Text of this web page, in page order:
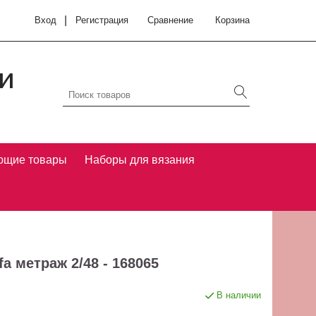
Вход Регистрация Сравнение Корзина
товары Наборы для вязания
метраж 2/48 - 168065
В наличии